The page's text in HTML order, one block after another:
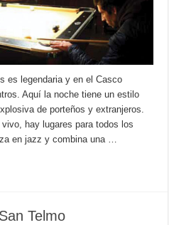
es legendaria y en el Casco
Aquí la noche tiene un estilo
de porteños y extranjeros.
hay lugares para todos los
en jazz y combina una …
Telmo